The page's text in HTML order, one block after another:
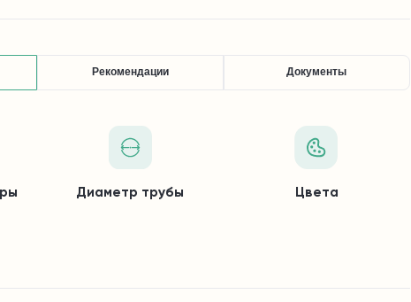
Рекомендации Документы
Диаметр трубы Цвета